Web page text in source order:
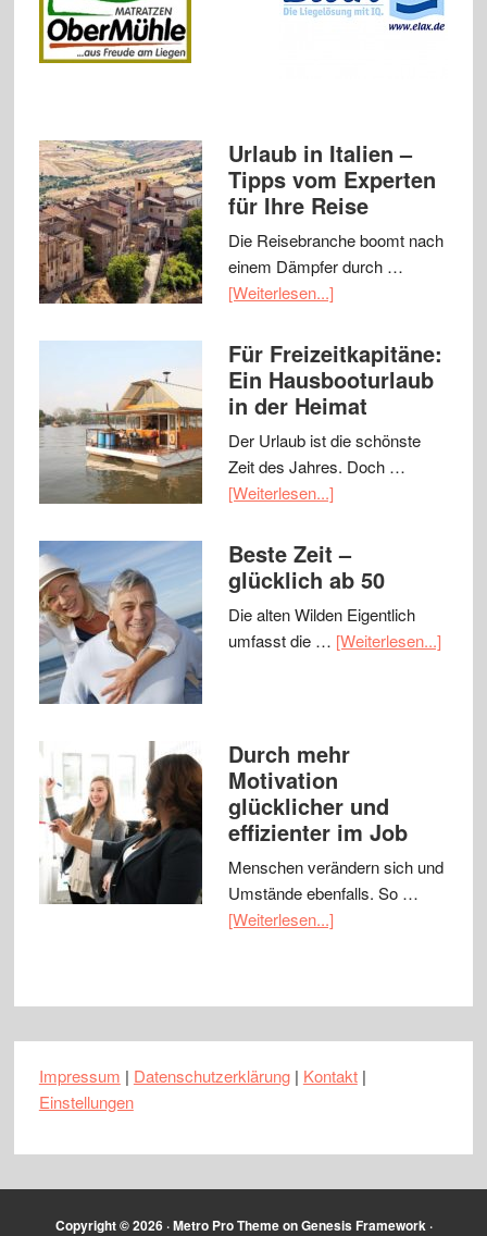
Urlaub in Italien –
Tipps vom Experten
für Ihre Reise
Die Reisebranche boomt nach
einem Dämpfer durch …
[Weiterlesen...]
Für Freizeitkapitäne:
Ein Hausbooturlaub
in der Heimat
Der Urlaub ist die schönste
Zeit des Jahres. Doch …
[Weiterlesen...]
Beste Zeit –
glücklich ab 50
Die alten Wilden Eigentlich
umfasst die … [Weiterlesen...]
Durch mehr
Motivation
glücklicher und
effizienter im Job
Menschen verändern sich und
Umstände ebenfalls. So …
[Weiterlesen...]
Impressum | Datenschutzerklärung| Kontakt|
Einstellungen
Copyright © 2026 ·Metro Pro ThemeonGenesis Framework·